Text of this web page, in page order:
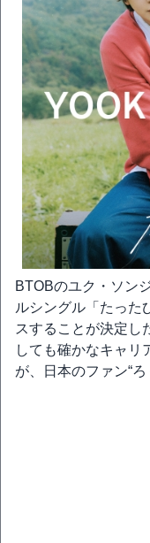
BTOBのユク・ソン
ルシングル「たった
スすることが決定し
しても確かなキャリ
が、日本のファン“